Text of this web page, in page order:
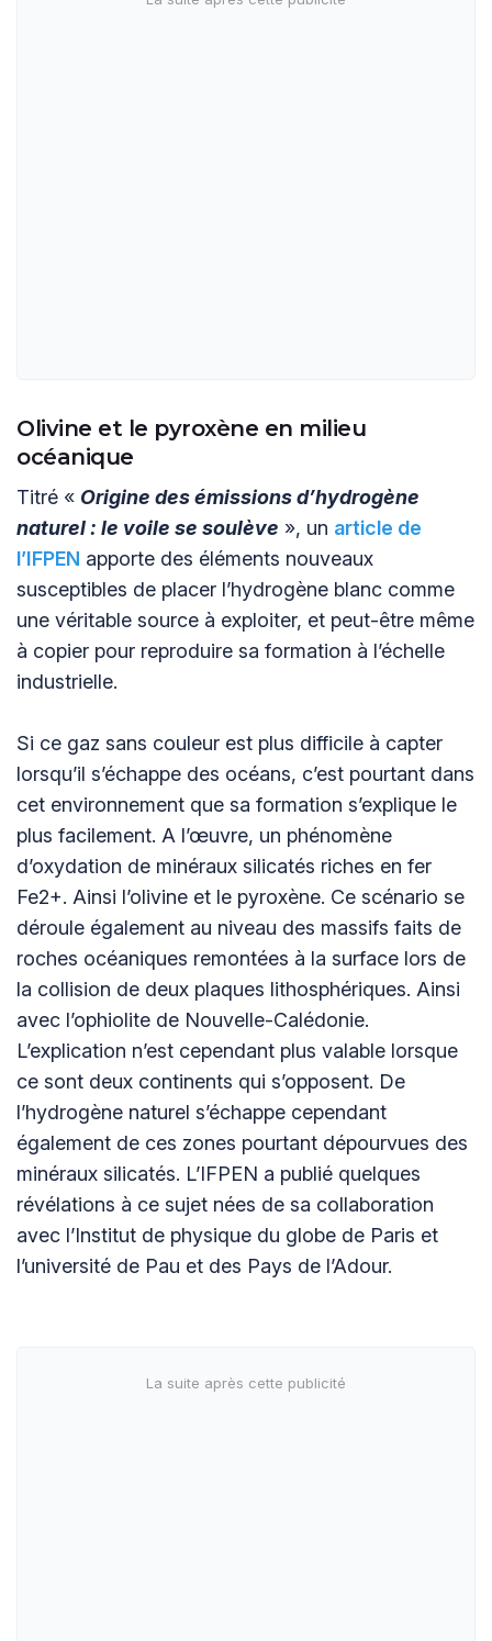
Olivine et le pyroxène en milieu
océanique
Titré « Origine des émissions d’hydrogène
naturel : le voile se soulève », un article de
l’IFPEN apporte des éléments nouveaux
susceptibles de placer l’hydrogène blanc comme
une véritable source à exploiter, et peut-être même
à copier pour reproduire sa formation à l’échelle
industrielle.
Si ce gaz sans couleur est plus difficile à capter
lorsqu’il s’échappe des océans, c’est pourtant dans
cet environnement que sa formation s’explique le
plus facilement. A l’œuvre, un phénomène
d’oxydation de minéraux silicatés riches en fer
Fe2+. Ainsi l’olivine et le pyroxène. Ce scénario se
déroule également au niveau des massifs faits de
roches océaniques remontées à la surface lors de
la collision de deux plaques lithosphériques. Ainsi
avec l’ophiolite de Nouvelle-Calédonie.
L’explication n’est cependant plus valable lorsque
ce sont deux continents qui s’opposent. De
l’hydrogène naturel s’échappe cependant
également de ces zones pourtant dépourvues des
minéraux silicatés. L’IFPEN a publié quelques
révélations à ce sujet nées de sa collaboration
avec l’Institut de physique du globe de Paris et
l’université de Pau et des Pays de l’Adour.